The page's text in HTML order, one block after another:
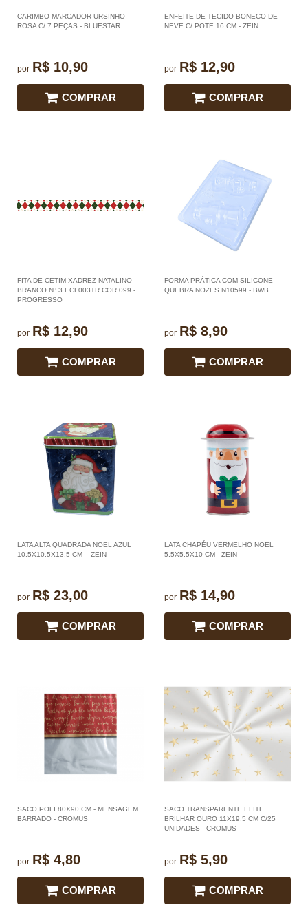
CARIMBO MARCADOR URSINHO
ROSA C/ 7 PEÇAS - BLUESTAR
por R$ 10,90
COMPRAR
ENFEITE DE TECIDO BONECO DE
NEVE C/ POTE 16 CM - ZEIN
por R$ 12,90
COMPRAR
FITA DE CETIM XADREZ NATALINO
BRANCO Nº 3 ECF003TR COR 099 -
PROGRESSO
por R$ 12,90
COMPRAR
FORMA PRÁTICA COM SILICONE
QUEBRA NOZES N10599 - BWB
por R$ 8,90
COMPRAR
LATA ALTA QUADRADA NOEL AZUL
10,5X10,5X13,5 CM – ZEIN
por R$ 23,00
COMPRAR
LATA CHAPÉU VERMELHO NOEL
5,5X5,5X10 CM - ZEIN
por R$ 14,90
COMPRAR
SACO POLI 80X90 CM - MENSAGEM
BARRADO - CROMUS
por R$ 4,80
COMPRAR
SACO TRANSPARENTE ELITE
BRILHAR OURO 11X19,5 CM C/25
UNIDADES - CROMUS
por R$ 5,90
COMPRAR